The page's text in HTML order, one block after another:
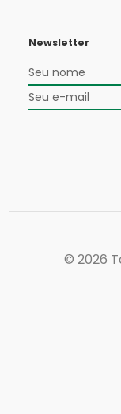
Newsletter
© 2026